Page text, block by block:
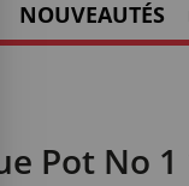
NOUVEAUTÉS
Pot No 1